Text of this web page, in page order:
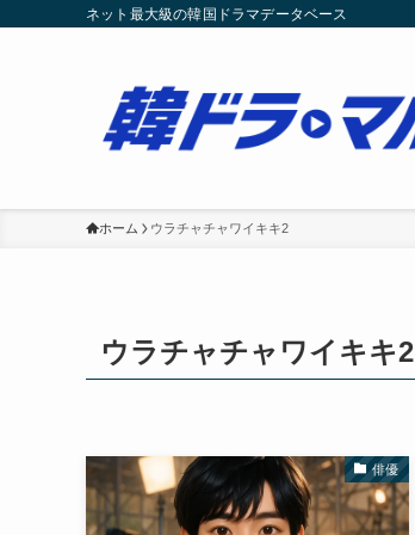
ネット最大級の韓国ドラマデータベース
ホーム ウラチャチャワイキキ2
ウラチャチャワイキキ2
俳優